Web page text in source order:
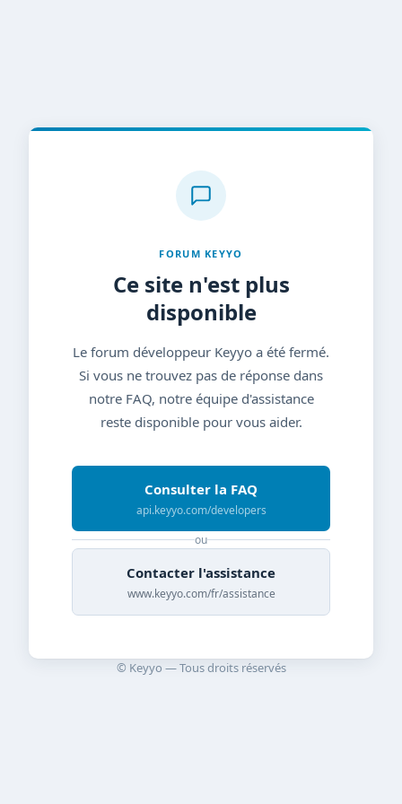
FORUM KEYYO
Ce site n'est plus
disponible
Le forum développeur Keyyo a été fermé.
Si vous ne trouvez pas de réponse dans
notre FAQ, notre équipe d'assistance
reste disponible pour vous aider.
Consulter la FAQ
api.keyyo.com/developers
ou
Contacter l'assistance
www.keyyo.com/fr/assistance
© Keyyo — Tous droits réservés